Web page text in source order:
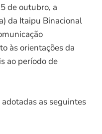
de outubro, a
da Itaipu Binacional
às orientações da
ao período de
as seguintes